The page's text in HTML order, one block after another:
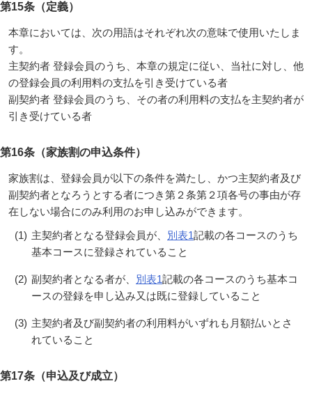
第15条（定義）
本章においては、次の用語はそれぞれ次の意味で使用いたしま
す。
主契約者 登録会員のうち、本章の規定に従い、当社に対し、他
の登録会員の利用料の支払を引き受けている者
副契約者 登録会員のうち、その者の利用料の支払を主契約者が
引き受けている者
第16条（家族割の申込条件）
家族割は、登録会員が以下の条件を満たし、かつ主契約者及び
副契約者となろうとする者につき第２条第２項各号の事由が存
在しない場合にのみ利用のお申し込みができます。
(1) 主契約者となる登録会員が、 別表1記載の各コースのうち
基本コースに登録されていること
(2) 副契約者となる者が、 別表1記載の各コースのうち基本コ
ースの登録を申し込み又は既に登録していること
(3) 主契約者及び副契約者の利用料がいずれも月額払いとさ
れていること
第17条（申込及び成立）